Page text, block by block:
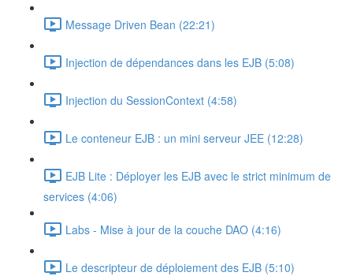
Message Driven Bean (22:21)
Injection de dépendances dans les EJB (5:08)
Injection du SessionContext (4:58)
Le conteneur EJB : un mini serveur JEE (12:28)
EJB Lite : Déployer les EJB avec le strict minimum de
services (4:06)
Labs - Mise à jour de la couche DAO (4:16)
Le descripteur de déploiement des EJB (5:10)